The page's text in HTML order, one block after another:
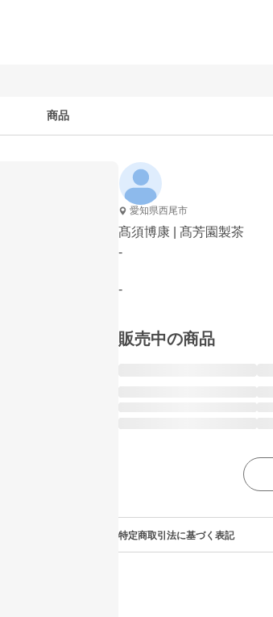
商品
愛知県西尾市
髙須博康 | 髙芳園製茶
-
-
販売中の商品
特定商取引法に基づく表記